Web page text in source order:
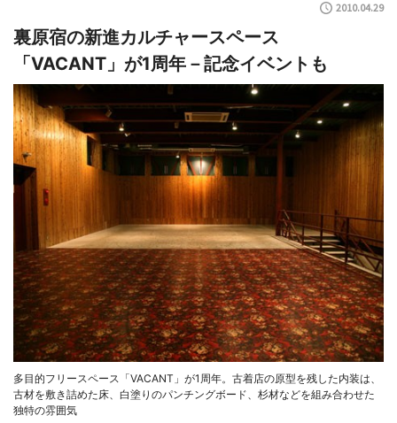
2010.04.29
裏原宿の新進カルチャースペース
「VACANT」が1周年－記念イベントも
多目的フリースペース「VACANT」が1周年。古着店の原型を残した内装は、
古材を敷き詰めた床、白塗りのパンチングボード、杉材などを組み合わせた
独特の雰囲気